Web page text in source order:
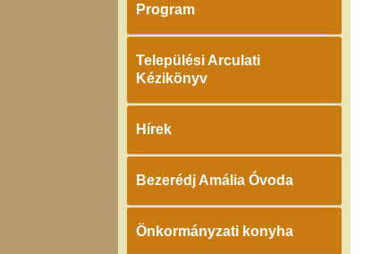
Program
Települési Arculati
Kézikönyv
Hírek
Bezerédj Amália Óvoda
Önkormányzati konyha